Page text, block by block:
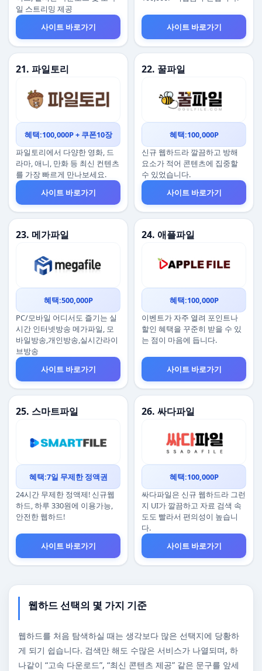
일 스트리밍 제공
사이트 바로가기
사이트 바로가기
21. 파일토리
혜택:100,000P + 쿠폰10장
파일토리에서 다양한 영화, 드
라마, 애니, 만화 등 최신 컨텐츠
를 가장 빠르게 만나보세요.
사이트 바로가기
22. 꿀파일
혜택:100,000P
신규 웹하드라 깔끔하고 방해
요소가 적어 콘텐츠에 집중할
수 있었습니다.
사이트 바로가기
23. 메가파일
혜택:500,000P
PC/모바일 어디서도 즐기는 실
시간 인터넷방송 메가파일, 모
바일방송,개인방송,실시간라이
브방송
사이트 바로가기
24. 애플파일
혜택:100,000P
이벤트가 자주 열려 포인트나
할인 혜택을 꾸준히 받을 수 있
는 점이 마음에 듭니다.
사이트 바로가기
25. 스마트파일
혜택:7일 무제한 정액권
24시간 무제한 정액제! 신규웹
하드, 하루 330원에 이용가능,
안전한 웹하드!
사이트 바로가기
26. 싸다파일
혜택:100,000P
싸다파일은 신규 웹하드라 그런
지 UI가 깔끔하고 자료 검색 속
도도 빨라서 편의성이 높습니
다.
사이트 바로가기
웹하드 선택의 몇 가지 기준
웹하드를 처음 탐색하실 때는 생각보다 많은 선택지에 당황하
게 되기 쉽습니다. 검색만 해도 수많은 서비스가 나열되며, 하
나같이 “고속 다운로드”, “최신 콘텐츠 제공” 같은 문구를 앞세